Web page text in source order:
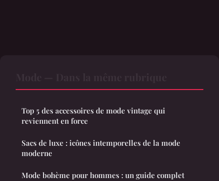
Top 5 des accessoires de mode vintage qui
reviennent en force
Sacs de luxe : icônes intemporelles de la mode
moderne
Mode bohème pour hommes : un guide complet